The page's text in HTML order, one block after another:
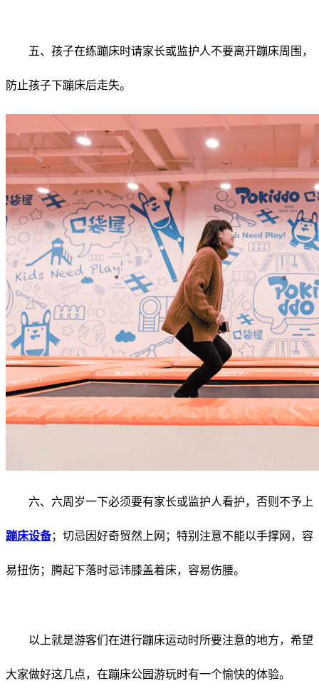
五、孩子在练蹦床时请家长或监护人不要离开蹦床周围，
防止孩子下蹦床后走失。
六、六周岁一下必须要有家长或监护人看护，否则不予上
蹦床设备；切忌因好奇贸然上网；特别注意不能以手撑网，容
易扭伤；腾起下落时忌讳膝盖着床，容易伤腰。
以上就是游客们在进行蹦床运动时所要注意的地方，希望
大家做好这几点，在蹦床公园游玩时有一个愉快的体验。